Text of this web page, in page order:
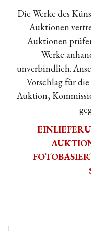
Die Werke des
Auktionen
Auktionen
Werke
unverbindlich.
Vorschlag für
Auktion,